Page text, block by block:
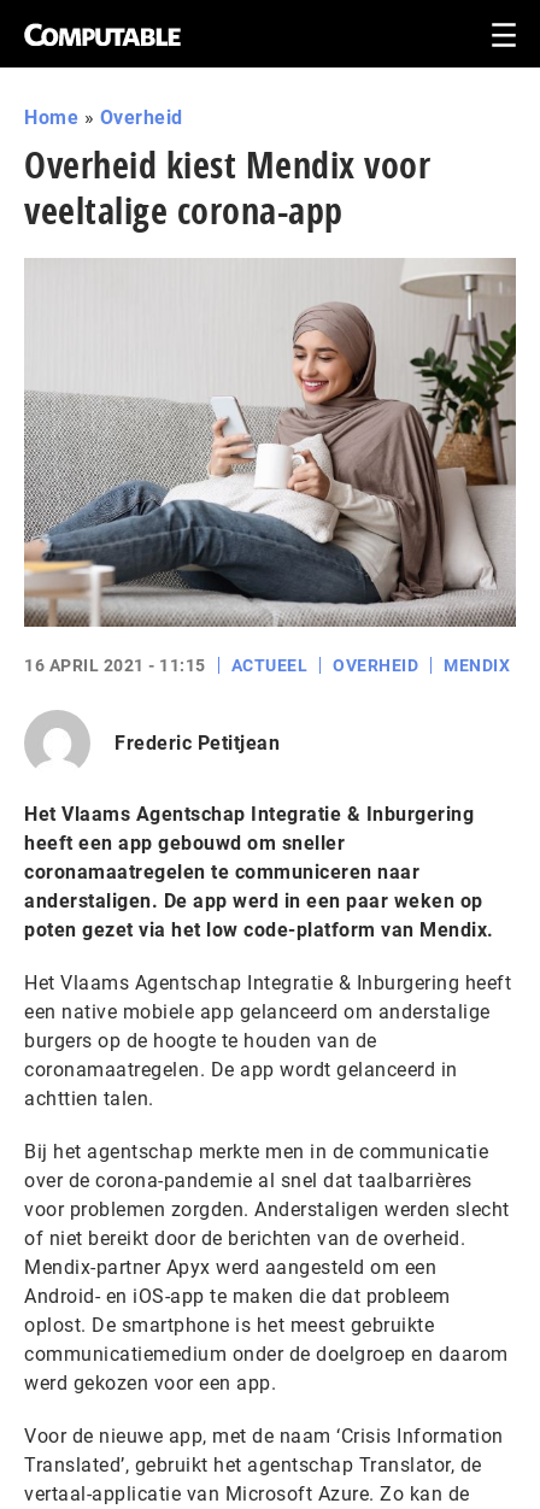
Home » Overheid
Overheid kiest Mendix voor
veeltalige corona-app
16 APRIL 2021 - 11:15 ACTUEEL OVERHEID MENDIX
Frederic Petitjean
Het Vlaams Agentschap Integratie & Inburgering
heeft een app gebouwd om sneller
coronamaatregelen te communiceren naar
anderstaligen. De app werd in een paar weken op
poten gezet via het low code-platform van Mendix.
Het Vlaams Agentschap Integratie & Inburgering heeft
een native mobiele app gelanceerd om anderstalige
burgers op de hoogte te houden van de
coronamaatregelen. De app wordt gelanceerd in
achttien talen.
Bij het agentschap merkte men in de communicatie
over de corona-pandemie al snel dat taalbarrières
voor problemen zorgden. Anderstaligen werden slecht
of niet bereikt door de berichten van de overheid.
Mendix-partner Apyx werd aangesteld om een
Android- en iOS-app te maken die dat probleem
oplost. De smartphone is het meest gebruikte
communicatiemedium onder de doelgroep en daarom
werd gekozen voor een app.
Voor de nieuwe app, met de naam ‘Crisis Information
Translated’, gebruikt het agentschap Translator, de
vertaal-applicatie van Microsoft Azure. Zo kan de